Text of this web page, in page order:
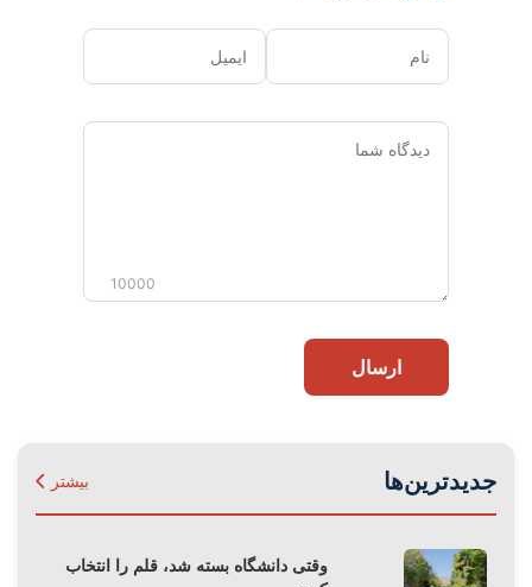
نام ایمیل
دیدگاه
10000
ارسال
جدیدترین‌ها بیشتر
وقتی دانشگاه بسته شد، قلم را انتخاب